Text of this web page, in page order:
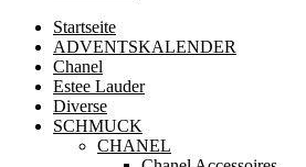
Startseite
ADVENTSKALENDER
Chanel
Estee Lauder
Diverse
SCHMUCK
CHANEL